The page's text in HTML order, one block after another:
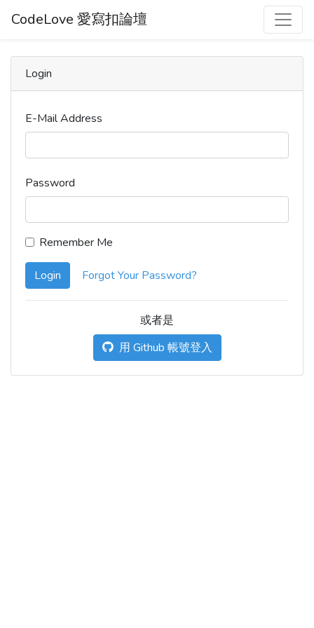
CodeLove 愛寫扣論壇
Login
E-Mail Address
Password
Remember Me
Login Forgot Your Password?
或者是
用 Github 帳號登入